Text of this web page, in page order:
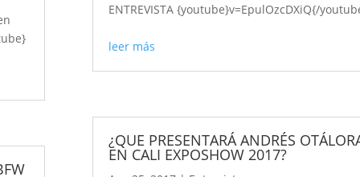
ENTREVISTA {youtube}v=EpulOzcDXiQ{/
leer más
¿QUE PRESENTARÁ ANDRÉS
EN CALI EXPOSHOW 2017?